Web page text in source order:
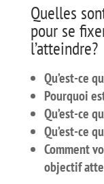
Quelles
pour se
l’atteindre?
Qu’est-ce
Pourquoi
Qu’est-ce
Qu’est-ce
Comment
objectif